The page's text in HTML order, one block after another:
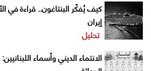
كيف يُفكّر البنتاغون.. قراءة في
إيران
تحليل
الانتماء الديني وأسماء